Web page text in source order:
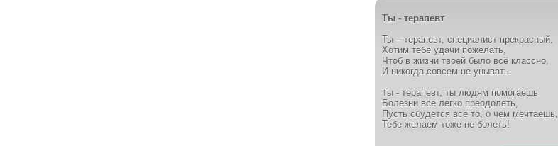
Ты - терапевт
Ты – терапевт, специалист прекрасный,
Хотим тебе удачи пожелать,
Чтоб в жизни твоей было всё классно,
И никогда совсем не унывать.
Ты - терапевт, ты людям помогаешь
Болезни все легко преодолеть,
Пусть сбудется всё то, о чем мечтаешь,
Тебе желаем тоже не болеть!